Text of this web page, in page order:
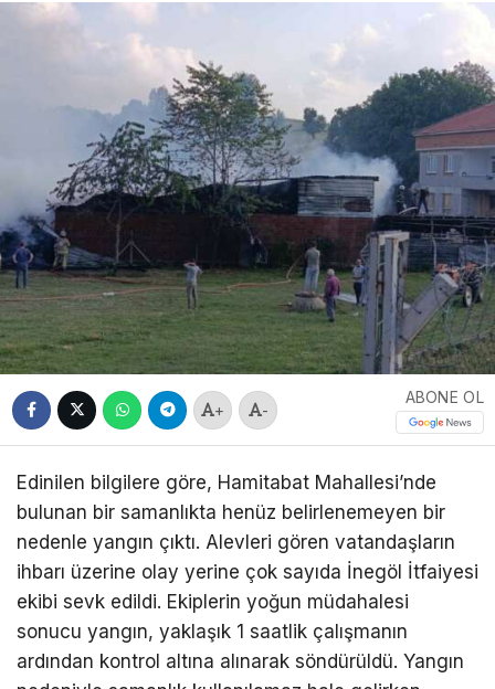
+ -
ABONE OL
Edinilen bilgilere göre, Hamitabat Mahallesi’nde
bulunan bir samanlıkta henüz belirlenemeyen bir
nedenle yangın çıktı. Alevleri gören vatandaşların
ihbarı üzerine olay yerine çok sayıda İnegöl İtfaiyesi
ekibi sevk edildi. Ekiplerin yoğun müdahalesi
sonucu yangın, yaklaşık 1 saatlik çalışmanın
ardından kontrol altına alınarak söndürüldü. Yangın